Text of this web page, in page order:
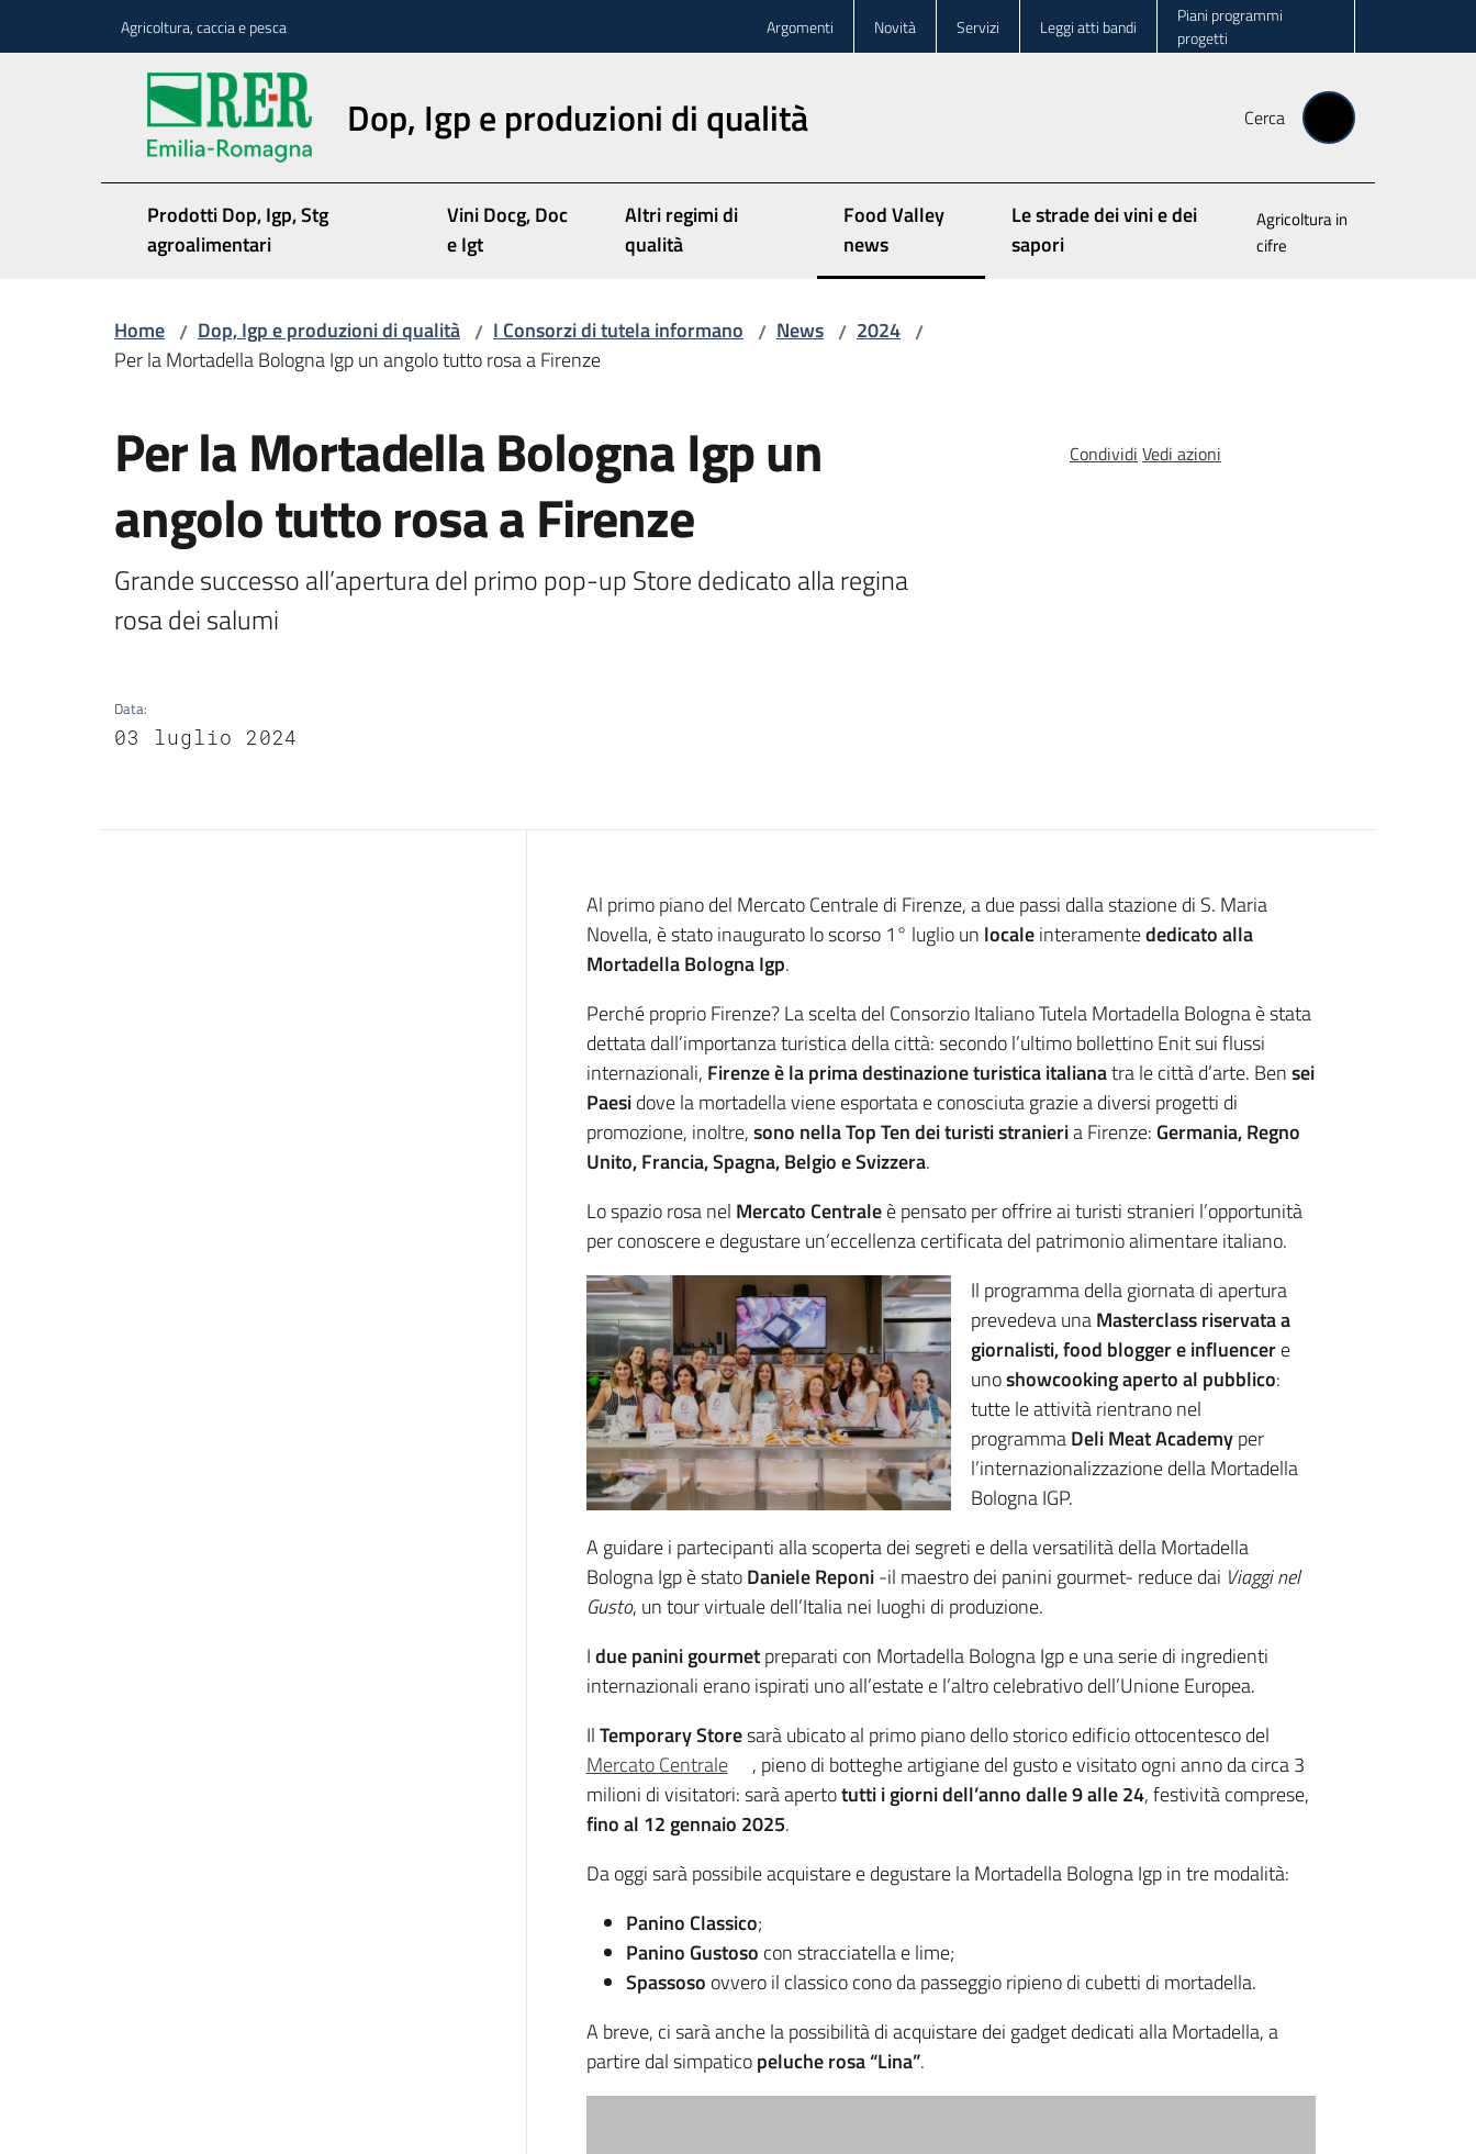
Agricoltura, caccia e pesca Argomenti Novità Servizi Leggi atti bandi
Piani programmi
progetti
Dop, Igp e produzioni di qualità Cerca
Prodotti Dop, Igp, Stg
agroalimentari
Vini Docg, Doc
e Igt
Altri regimi di
qualità
Food Valley
news
Menu selezionato
Le strade dei vini e dei
sapori
Agricoltura in
cifre
Home / Dop, Igp e produzioni di qualità / I Consorzi di tutela informano / News / 2024 /
Per la Mortadella Bologna Igp un angolo tutto rosa a Firenze
Per la Mortadella Bologna Igp un
angolo tutto rosa a Firenze
Grande successo all’apertura del primo pop-up Store dedicato alla regina
rosa dei salumi
Data:
03 luglio 2024
Condividi Vedi azioni
Introduzione
Al primo piano del Mercato Centrale di Firenze, a due passi dalla stazione di S. Maria
Novella, è stato inaugurato lo scorso 1° luglio un localeinteramentededicato alla
Mortadella Bologna Igp.
Perché proprio Firenze? La scelta del Consorzio Italiano Tutela Mortadella Bologna è stata
dettata dall’importanza turistica della città: secondo l’ultimo bollettino Enit sui flussi
internazionali, Firenze è la prima destinazione turistica italianatra le città d’arte. Bensei
Paesidove la mortadella viene esportata e conosciuta grazie a diversi progetti di
promozione, inoltre,sono nellaTop Ten dei turisti stranieria Firenze: Germania, Regno
Unito, Francia, Spagna, Belgio e Svizzera.
Lo spazio rosa nel Mercato Centraleè pensato per offrire ai turisti stranieri l’opportunità
per conoscere e degustare un’eccellenza certificata del patrimonio alimentare italiano.
Il programma della giornata di apertura
prevedeva unaMasterclass riservata a
giornalisti, food blogger e influencere
unoshowcooking aperto al pubblico:
tutte le attività rientrano nel
programmaDeli Meat Academyper
l’internazionalizzazione della Mortadella
Bologna IGP.
A guidare i partecipanti alla scoperta dei segreti e della versatilità della Mortadella
Bologna Igp è statoDaniele Reponi-il maestro dei panini gourmet- reduce dai Viaggi nel
Gusto, un tour virtuale dell’Italia nei luoghi di produzione.
Idue panini gourmetpreparati con Mortadella Bologna Igp e una serie di ingredienti
internazionali erano ispirati uno all’estate e l’altro celebrativo dell’Unione Europea.
IlTemporary Storesarà ubicato al primo piano dello storico edificio ottocentesco del
Mercato Centrale
, pieno di botteghe artigiane del gusto e visitato ogni anno da circa 3
milioni di visitatori: sarà apertotutti i giorni dell’anno dalle 9 alle 24, festività comprese,
fino al 12 gennaio 2025.
Da oggi sarà possibile acquistare e degustare la Mortadella Bologna Igp in tre modalità:
Panino Classico;
Panino Gustoso con stracciatella e lime;
Spassoso ovvero il classico cono da passeggio ripieno di cubetti di mortadella.
A breve, ci sarà anche la possibilità di acquistare dei gadget dedicati alla Mortadella, a
partire dal simpaticopeluche rosa “Lina”.